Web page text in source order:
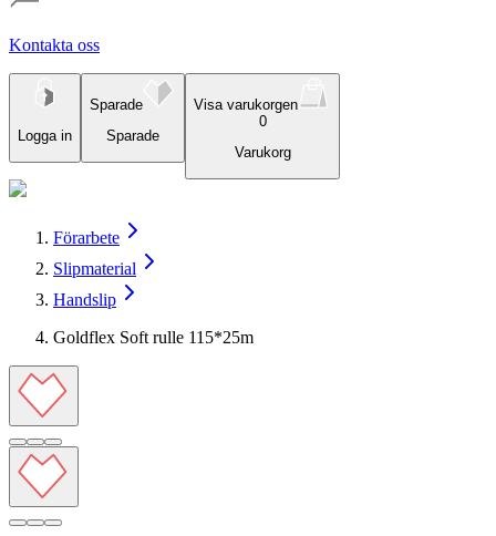
Kontakta oss
Logga in
Sparade
Sparade
Visa varukorgen
0
Varukorg
Förarbete
Slipmaterial
Handslip
Goldflex Soft rulle 115*25m